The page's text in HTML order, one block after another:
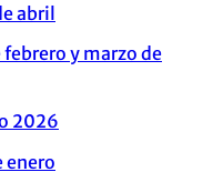
abril
y marzo de
2026
enero